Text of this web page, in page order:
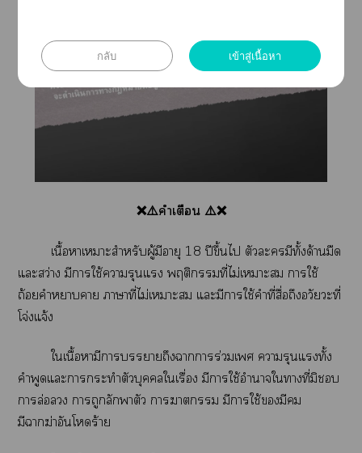
❌⚠️คำเตือน ⚠️❌
เนื้อาเาะสำหรับผู้มีอายุ 18 ปีขึ้นไ ตัวะมีทั้งด้านมืด
แะสว่าง มีาใช้ารุนแรง พฤติกรรมที่ไม่เาะ าใช้
ถ้อยคำาา าาที่ไม่เาะ แะมีาใช้คำที่สื่อถึงอวัยวะที่
โจ่งแจ้ง
ใเนื้อหามีาาถึงาาร่วมเ ารุนแรงทั้ง
คำพูดแะาะทำตัวบุคคลใเรื่อง มีาใช้อำนาจใาที่มิ
าล่อ าถูกลักพาตัว าา มีาใช้มี
มีาฆ่าอันโร้าย
กลับ เข้าสู่เนื้อหา